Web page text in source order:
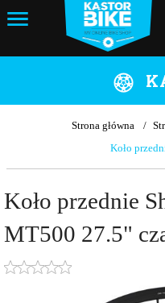
Strona główna
Koło
Koło przednie
MT500 27.5"